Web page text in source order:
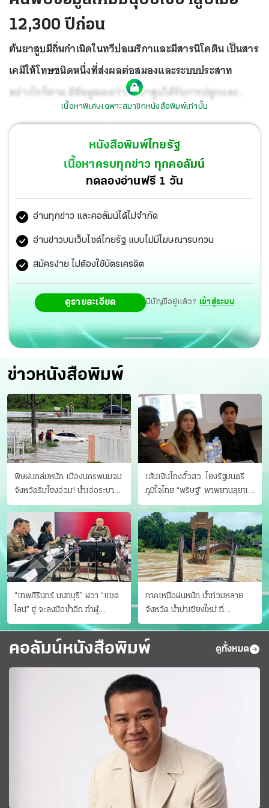
12,300 ปีก่อน
ต้นยาสูบมีถิ่นกำเนิดในทวีปอเมริกาและมีสารนิโคติน เป็นสาร
เคมีให้โทษชนิดหนึ่งที่ส่งผลต่อสมองและระบบประสาท
อย่างไรก็ตาม มีข้อมูลเผยว่าต้นยาสูบได้รับการปลูกและ
กระจายไปทั่วโลกหลังจากการมาถึงของชาวยุโรปในดินแดน
อเมริกาเมื่อปลายศตวรรษที่ 15
เนื้อหาพิเศษเฉพาะสมาชิกหนังสือพิมพ์เท่านั้น
หนังสือพิมพ์ไทยรัฐ
เนื้อหาครบทุกข่าว ทุกคอลัมน์
ทดลองอ่านฟรี 1 วัน
อ่านทุกข่าว และคอลัมน์ได้ไม่จำกัด
อ่านข่าวบนเว็บไซต์ไทยรัฐ แบบไม่มีโฆษณารบกวน
สมัครง่าย ไม่ต้องใช้บัตรเครดิต
ดูรายละเอียด มีบัญชีอยู่แล้ว? เข้าสู่ระบบ
ข่าวหนังสือพิมพ์
พิษฝนถล่มหนัก เมืองนครพนมจม
จังหวัดริมโขงอ่วม! นํ้าเอ่อระบาย
ไม่ทัน แม่ปิงทะลักล้น
เส้นเงินโกงฮั้วสว. โยงรัฐมนตรี
ภูมิใจไทย “พริษฐ์” พาพยานลุยแฉ
มีโอนให้คนกกต.ด้วย
“เทพศิรินทร์ นนทบุรี” ผวา “แชต
ไลน์” ขู่ จะลงมือซ้ำอีก ทําผู้
ปกครองแตกตื่นแจ้งตำรวจ
ภาคเหนือฝนหนัก น้ำท่วมหลาย
จังหวัด นํ้าบ่าเชียงใหม่ ที่
แม่ฮ่องสอน ซัดสะพานขาด
คอลัมน์หนังสือพิมพ์ ดูทั้งหมด